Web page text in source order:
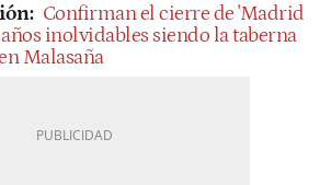
Confirman el cierre de 'Madrid
inolvidables siendo la taberna
Malasaña